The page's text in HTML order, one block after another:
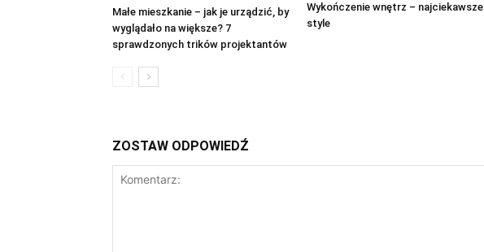
Małe mieszkanie – jak je urządzić, by
wyglądało na większe? 7
sprawdzonych trików projektantów
Wykończenie wnętrz – najciekawsze
style
ZOSTAW ODPOWIEDŹ